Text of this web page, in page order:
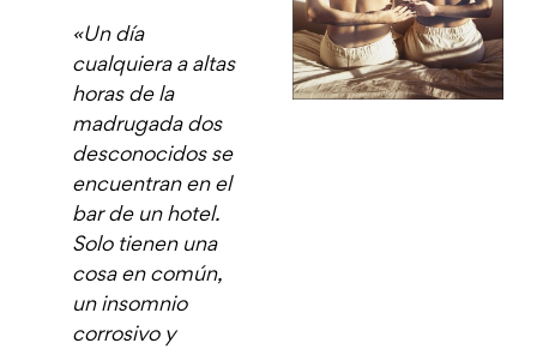
«Un día
cualquiera a altas
horas de la
madrugada dos
desconocidos se
encuentran en el
bar de un hotel.
Solo tienen una
cosa en común,
un insomnio
corrosivo y